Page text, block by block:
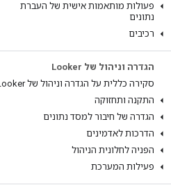
פעולות מותאמות אישית של העברת
נתונים
רכיבים
הגדרה וניהול של Looker
סקירה כללית על הגדרה וניהול של Looker
התקנה ותחזוקה
הגדרה של חיבור למסד נתונים
הדרכות לאדמינים
הפניה לחלונית הניהול
פעילות המערכת